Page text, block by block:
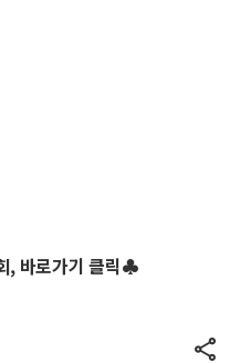
바로가기 클릭♣